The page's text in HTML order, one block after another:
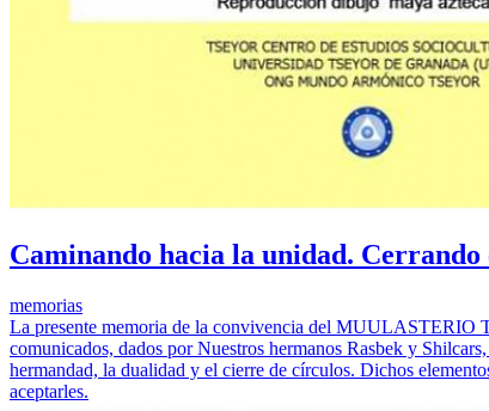
Caminando hacia la unidad.
memorias
La presente memoria de la convivencia del MUULASTERIO
comunicados, dados por Nuestros hermanos Rasbek y
hermandad, la dualidad y el cierre de círculos. Dichos
aceptarles.